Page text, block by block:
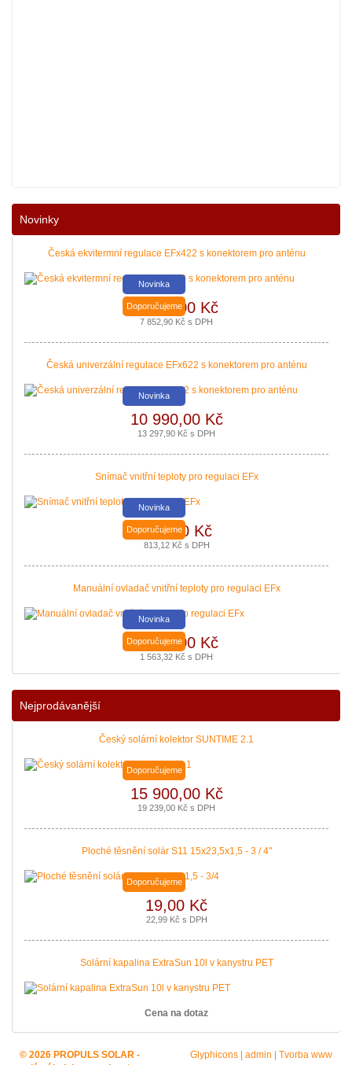
Nové podmínky dotací na nové solární systémy, tepelná čerpadla a
Nová zelená úsporám a Kotlíkové dotace snadno s PROPULS SOLAR.
|více zde ..
|více zde ..
Novinky
Česká ekvitermní regulace EFx422 s konektorem pro anténu
Novinka
Doporučujeme
6 490,00 Kč
7 852,90 Kč s DPH
Česká univerzální regulace EFx622 s konektorem pro anténu
Novinka
10 990,00 Kč
13 297,90 Kč s DPH
Snímač vnitřní teploty pro regulaci EFx
Novinka
Doporučujeme
672,00 Kč
813,12 Kč s DPH
Manuální ovladač vnitřní teploty pro regulaci EFx
Novinka
Doporučujeme
1 292,00 Kč
1 563,32 Kč s DPH
Nejprodávanější
Český solární kolektor SUNTIME 2.1
Doporučujeme
15 900,00 Kč
19 239,00 Kč s DPH
Ploché těsnění solár S11 15x23,5x1,5 - 3 / 4"
Doporučujeme
19,00 Kč
22,99 Kč s DPH
Solární kapalina ExtraSun 10l v kanystru PET
Cena na dotaz
© 2026 PROPULS SOLAR -
Glyphicons admin Tvorba www